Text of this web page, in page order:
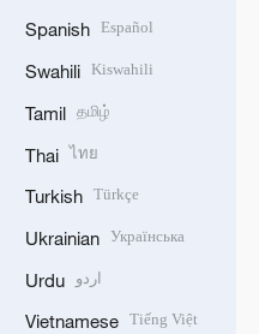
Spanish Español
Swahili Kiswahili
Tamil தமிழ்
Thai ไทย
Turkish Türkçe
Ukrainian Українська
Urdu اردو
Vietnamese Tiếng Việt